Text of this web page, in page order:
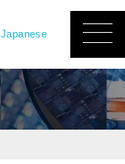
Japanese